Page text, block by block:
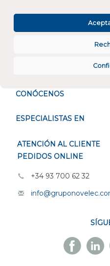
Atención al cliente
CONÓCENOS
ESPECIALISTAS EN
ATENCIÓN AL CLIENTE
PEDIDOS ONLINE
+34 93 700 62 32